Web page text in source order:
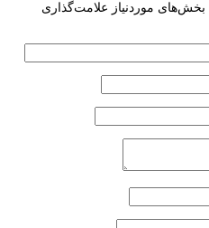
بخش‌های موردنیاز علامت‌گذاری